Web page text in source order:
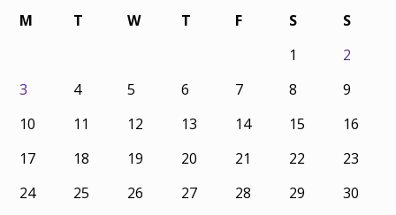
M
T W T F S
S
1
2
3
4 5 6 7 8
9
10
11 12 13 14 15
16
17
18 19 20 21 22
23
24
25 26 27 28 29
30